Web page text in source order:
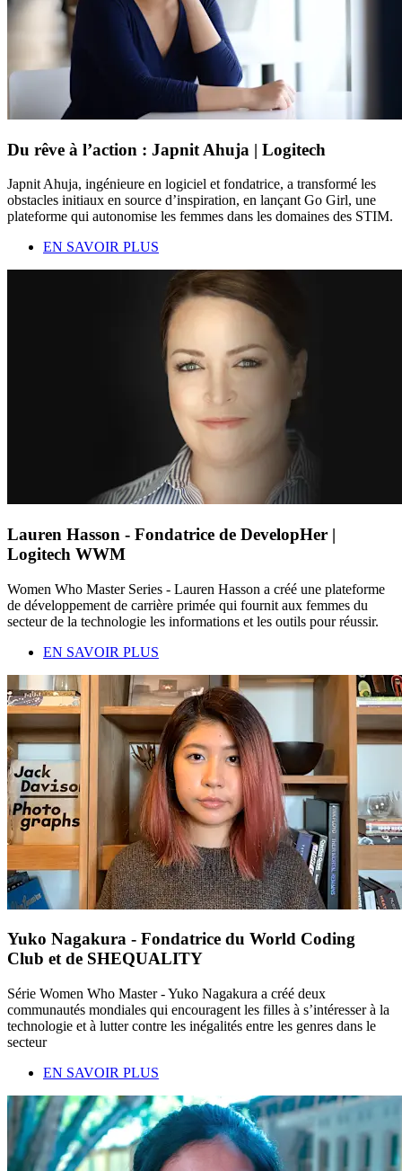
Du rêve à l’action : Japnit Ahuja | Logitech
Japnit Ahuja, ingénieure en logiciel et fondatrice, a transformé les
obstacles initiaux en source d’inspiration, en lançant Go Girl, une
plateforme qui autonomise les femmes dans les domaines des STIM.
EN SAVOIR PLUS
Lauren Hasson - Fondatrice de DevelopHer |
Logitech WWM
Women Who Master Series - Lauren Hasson a créé une plateforme
de développement de carrière primée qui fournit aux femmes du
secteur de la technologie les informations et les outils pour réussir.
EN SAVOIR PLUS
Yuko Nagakura - Fondatrice du World Coding
Club et de SHEQUALITY
Série Women Who Master - Yuko Nagakura a créé deux
communautés mondiales qui encouragent les filles à s’intéresser à la
technologie et à lutter contre les inégalités entre les genres dans le
secteur
EN SAVOIR PLUS